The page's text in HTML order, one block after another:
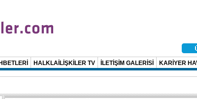
HALKLAİLİŞKİLER TV İLETİŞİM GALERİSİ KARİYER